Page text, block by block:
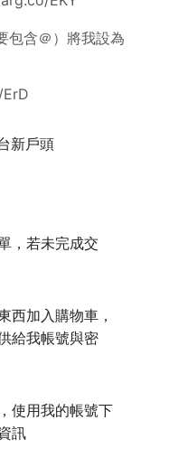
包含＠）將我設為
新戶頭
，若未完成交
西加入購物車，
給我帳號與密
使用我的帳號下
訊